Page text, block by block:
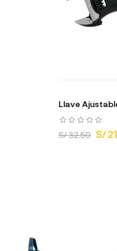
Llave
S/ 32.50 S/